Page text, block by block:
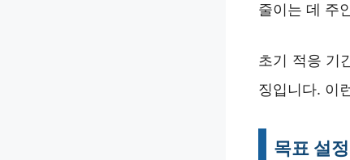
줄이는 데 주
초기 적응 기
징입니다. 이
목표 설